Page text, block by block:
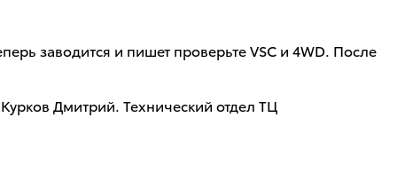
заводится и пишет проверьте VSC и 4WD. После
Дмитрий. Технический отдел ТЦ